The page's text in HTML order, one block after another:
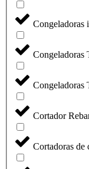
Congeladoras
Congeladoras
Congeladoras
Cortador
Cortadoras de